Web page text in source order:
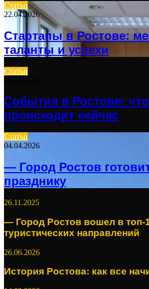
Статьи
22.04.2026
Стартапы в Ростове:
таланты и успехи
Статьи
События в Ростове: что
происходит сейчас
Статьи
04.04.2026
— Город Ростов
празднику
26.11.2025
— Город Ростов вошел в топ-
туристических направлений
26.06.2026
История Ростова: как все